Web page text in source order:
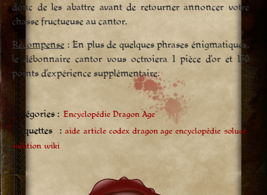
donc de les abattre avant de retourner annoncer votre
chasse fructueuse au cantor.
Récompense : En plus de quelques phrases énigmatiques,
le débonnaire cantor vous octroiera 1 pièce d’or et 150
points d’expérience supplémentaire.
Catégories : Encyclopédie Dragon Age
Étiquettes : aide article codex dragon age encyclopédie soluce
solution wiki